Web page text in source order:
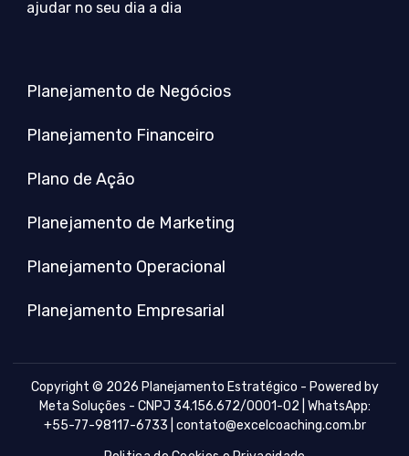
ajudar no seu dia a dia
Planejamento de Negócios
Planejamento Financeiro
Plano de Ação
Planejamento de Marketing
Planejamento Operacional
Planejamento Empresarial
Copyright © 2026 Planejamento Estratégico - Powered by
Meta Soluções - CNPJ 34.156.672/0001-02 | WhatsApp:
+55-77-98117-6733 | contato@excelcoaching.com.br